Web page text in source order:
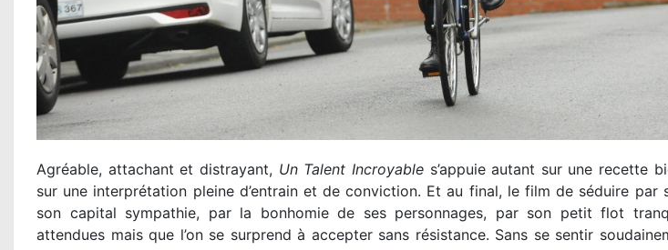
Agréable, attachant et distrayant, Un Talent Incroyables’appuie autant sur une recette
sur une interprétation pleine d’entrain et de conviction. Et au final, le film de séduire par
son capital sympathie, par la bonhomie de ses personnages, par son petit flot
attendues mais que l’on se surprend à accepter sans résistance. Sans se sentir